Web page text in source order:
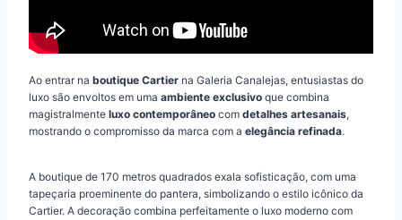
Ao entrar na boutique Cartier na Galeria Canalejas, entusiastas do
luxo são envoltos em uma ambiente exclusivo que combina
magistralmente luxo contemporâneo com detalhes artesanais,
mostrando o compromisso da marca com a elegância refinada.
A boutique de 170 metros quadrados exala sofisticação, com uma
tapeçaria proeminente do pantera, simbolizando o estilo icônico da
Cartier. A decoração combina perfeitamente o luxo moderno com